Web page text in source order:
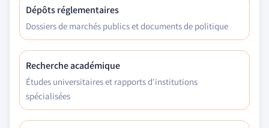
Dépôts réglementaires
Dossiers de marchés publics et documents de politique
Recherche académique
Études universitaires et rapports d'institutions
spécialisées